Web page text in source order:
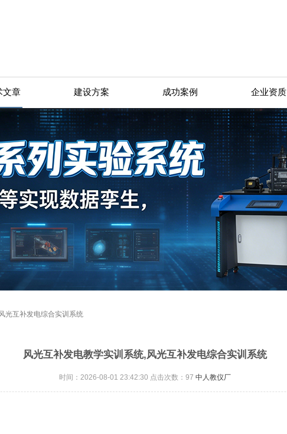
文章 建设方案 成功案例 企业资质
光互补发电综合实训系统
风光互补发电教学实训系统,风光互补发电综合实训系统
时间：2026-08-01 23:42:30 点击次数： 97 中人教仪厂